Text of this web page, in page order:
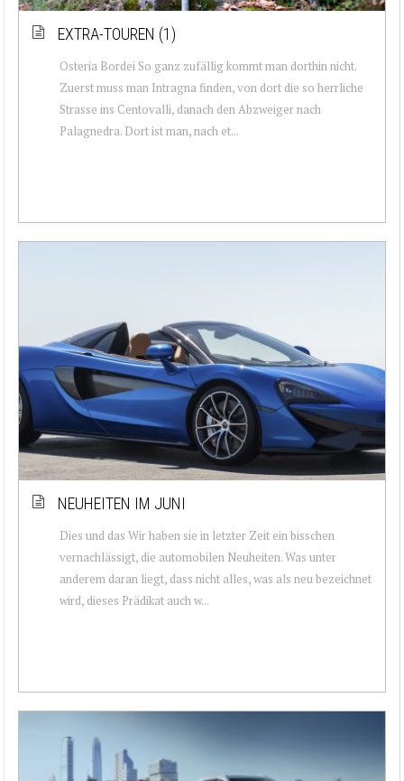
EXTRA-TOUREN (1)
Osteria Bordei So ganz zufällig kommt man dorthin nicht.
Zuerst muss man Intragna finden, von dort die so herrliche
Strasse ins Centovalli, danach den Abzweiger nach
Palagnedra. Dort ist man, nach et...
NEUHEITEN IM JUNI
Dies und das Wir haben sie in letzter Zeit ein bisschen
vernachlässigt, die automobilen Neuheiten. Was unter
anderem daran liegt, dass nicht alles, was als neu bezeichnet
wird, dieses Prädikat auch w...